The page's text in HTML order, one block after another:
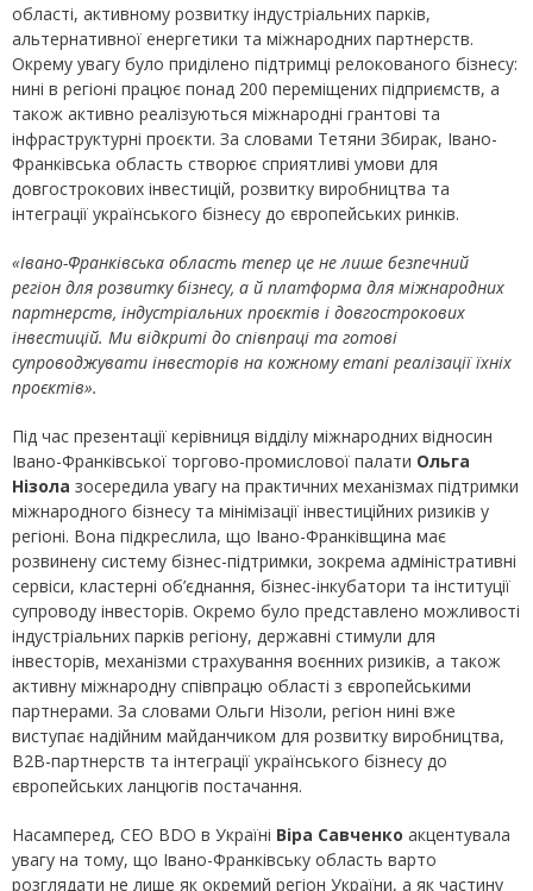
області, активному розвитку індустріальних парків,
альтернативної енергетики та міжнародних партнерств.
Окрему увагу було приділено підтримці релокованого бізнесу:
нині в регіоні працює понад 200 переміщених підприємств, а
також активно реалізуються міжнародні грантові та
інфраструктурні проєкти. За словами Тетяни Збирак, Івано-
Франківська область створює сприятливі умови для
довгострокових інвестицій, розвитку виробництва та
інтеграції українського бізнесу до європейських ринків.
«Івано-Франківська область тепер це не лише безпечний
регіон для розвитку бізнесу, а й платформа для міжнародних
партнерств, індустріальних проєктів і довгострокових
інвестицій. Ми відкриті до співпраці та готові
супроводжувати інвесторів на кожному етапі реалізації їхніх
проєктів».
Під час презентації керівниця відділу міжнародних відносин
Івано-Франківської торгово-промислової палати Ольга
Нізола зосередила увагу на практичних механізмах підтримки
міжнародного бізнесу та мінімізації інвестиційних ризиків у
регіоні. Вона підкреслила, що Івано-Франківщина має
розвинену систему бізнес-підтримки, зокрема адміністративні
сервіси, кластерні об’єднання, бізнес-інкубатори та інституції
супроводу інвесторів. Окремо було представлено можливості
індустріальних парків регіону, державні стимули для
інвесторів, механізми страхування воєнних ризиків, а також
активну міжнародну співпрацю області з європейськими
партнерами. За словами Ольги Нізоли, регіон нині вже
виступає надійним майданчиком для розвитку виробництва,
B2B-партнерств та інтеграції українського бізнесу до
європейських ланцюгів постачання.
Насамперед, CEO BDO в Україні Віра Савченко акцентувала
увагу на тому, що Івано-Франківську область варто
розглядати не лише як окремий регіон України, а як частину